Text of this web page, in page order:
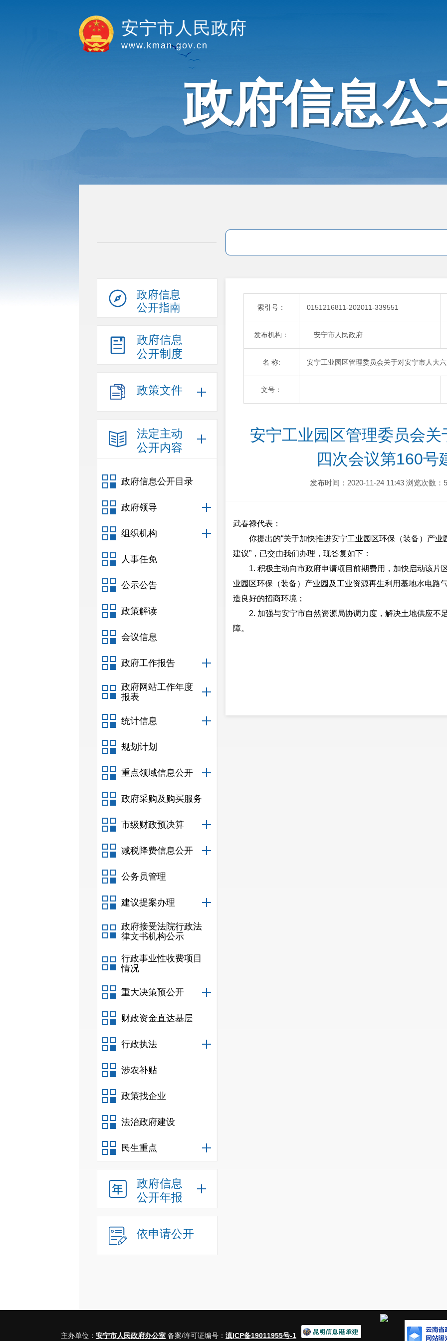
安宁市人民政府
www.kman.gov.cn
政府信息公
政府信息
公开指南
政府信息
公开制度
政策文件
法定主动
公开内容
政府信息公开目录
政府领导
组织机构
人事任免
公示公告
政策解读
会议信息
政府工作报告
政府网站工作年度
报表
统计信息
规划计划
重点领域信息公开
政府采购及购买服务
市级财政预决算
减税降费信息公开
公务员管理
建议提案办理
政府接受法院行政法
律文书机构公示
行政事业性收费项目
情况
重大决策预公开
财政资金直达基层
行政执法
涉农补贴
政策找企业
法治政府建设
民生重点
政府信息
公开年报
依申请公开
索引号： 0151216811-202011-339551
发布机构： 安宁市人民政府
名 称: 安宁工业园区管理委员会关于对安宁市人大
文号：
安宁工业园区管理委员会
四次会议第160号
发布时间：2020-11-24 11:43 浏览次数：
武春禄代表：
你提出的“关于加快推进安宁工业园区环保（装备）产
建议”，已交由我们办理，现答复如下：
1. 积极主动向市政府申请项目前期费用，加快启动该片
业园区环保（装备）产业园及工业资源再生利用基地水电路
造良好的招商环境；
2. 加强与安宁市自然资源局协调力度，解决土地供应不
障。
主办单位： 安宁市人民政府办公室 备案/许可证编号： 滇ICP备19011955号-1